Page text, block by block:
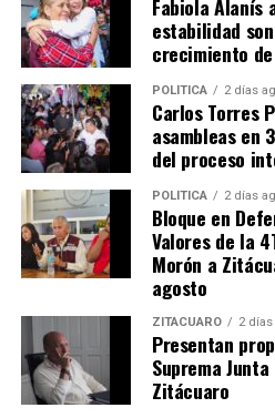
mizitacuaro.
Comparte con:
Fabiola Alanís
estabilidad
crecimiento
POLÍTICA 2 días
Carlos Torres
asambleas en
del proceso
POLÍTICA 2 días
Bloque en
Valores de la
Morón a
agosto
ZITÁCUARO 2
Presentan
Suprema
Zitácuaro